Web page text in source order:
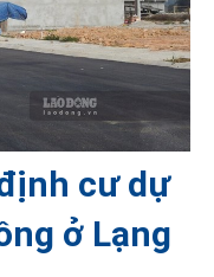
cư dự
ở Lạng